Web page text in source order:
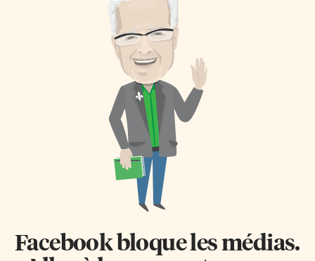
Facebook bloque les médias.